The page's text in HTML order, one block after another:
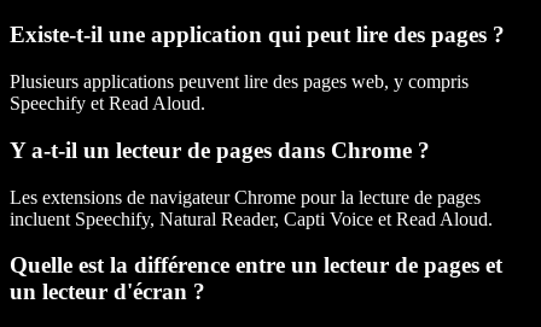
Existe-t-il une application qui peut lire des pages ?
Plusieurs applications peuvent lire des pages web, y compris
Speechify et Read Aloud.
Y a-t-il un lecteur de pages dans Chrome ?
Les extensions de navigateur Chrome pour la lecture de pages
incluent Speechify, Natural Reader, Capti Voice et Read Aloud.
Quelle est la différence entre un lecteur de pages et
un lecteur d'écran ?